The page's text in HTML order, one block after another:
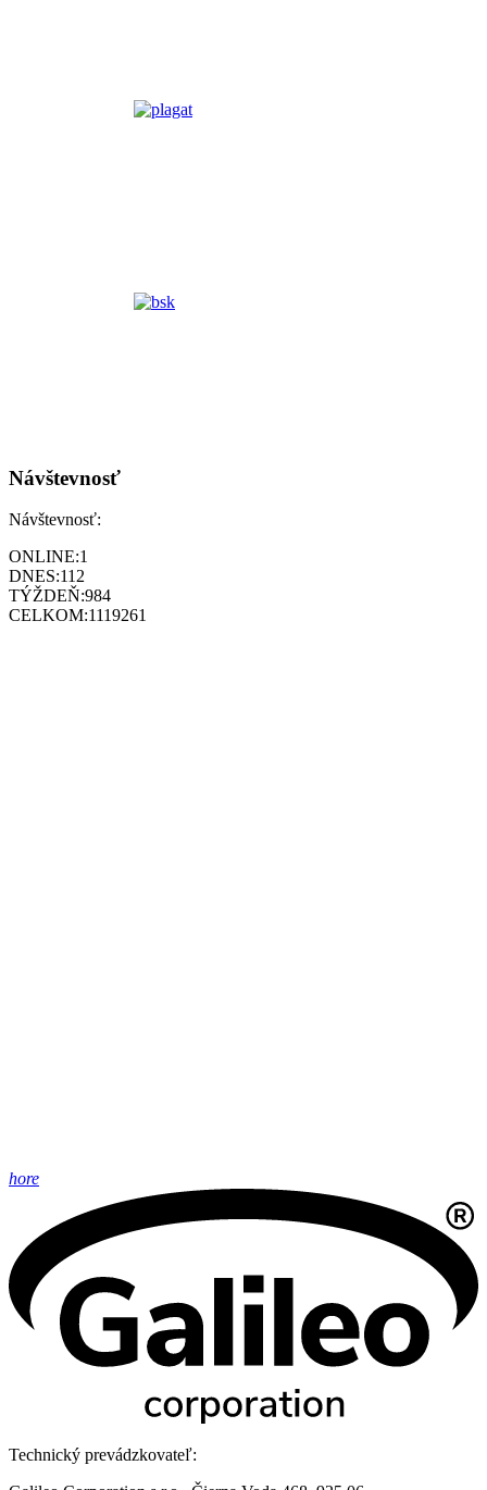
Návštevnosť
Návštevnosť:
ONLINE:1
DNES:112
TÝŽDEŇ:984
CELKOM:1119261
hore
Technický prevádzkovateľ: